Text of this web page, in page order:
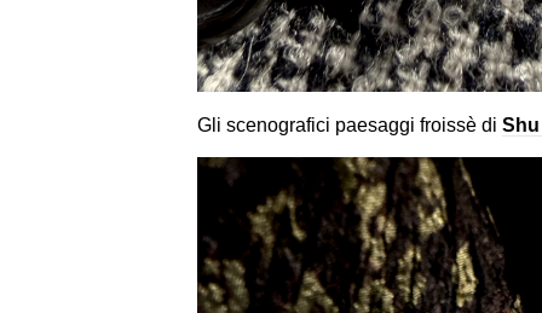
Gli scenografici paesaggi froissè di